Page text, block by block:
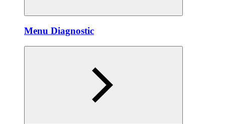
Menu Diagnostic